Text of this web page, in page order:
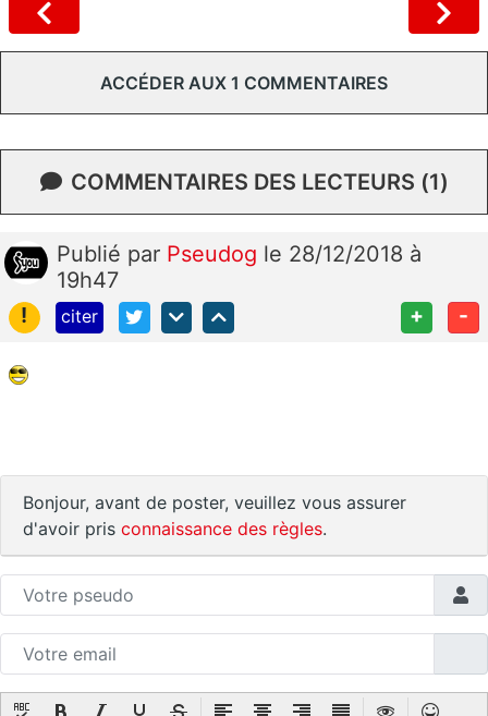
ACCÉDER AUX 1 COMMENTAIRES
COMMENTAIRES DES LECTEURS (1)
Publié par Pseudog le 28/12/2018 à
19h47
!
citer + -
Bonjour, avant de poster, veuillez vous assurer
d'avoir pris connaissance des règles.